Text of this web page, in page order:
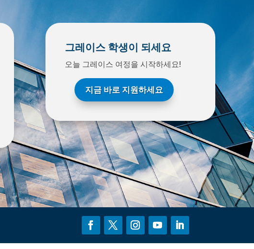
그레이스 학생이 되세요
오늘 그레이스 여정을 시작하세요!
지금 바로 지원하세요